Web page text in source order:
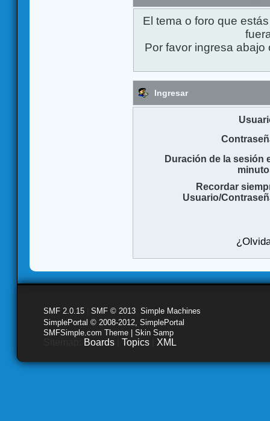
El tema o foro que
Por favor ingresa
Ingresar
Duración de la sesión
Recordar
Usuario/
SMF 2.0.15 SMF © 2013 Simple Machines
SimplePortal © 2008-2012, SimplePortal
SMFSimple.com Theme | Skin Samp
Boards Topics XML